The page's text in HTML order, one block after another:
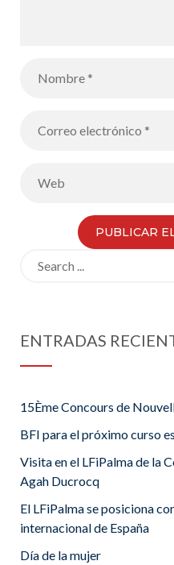
ENTRADAS
15Ème Concours de
BFI para el próximo curso
Visita en el LFiPalma de la
Agah Ducrocq
El LFiPalma se posiciona
internacional de España
Día de la mujer